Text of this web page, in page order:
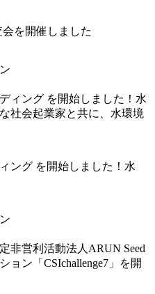
を開催しました
ング を開始しました！水